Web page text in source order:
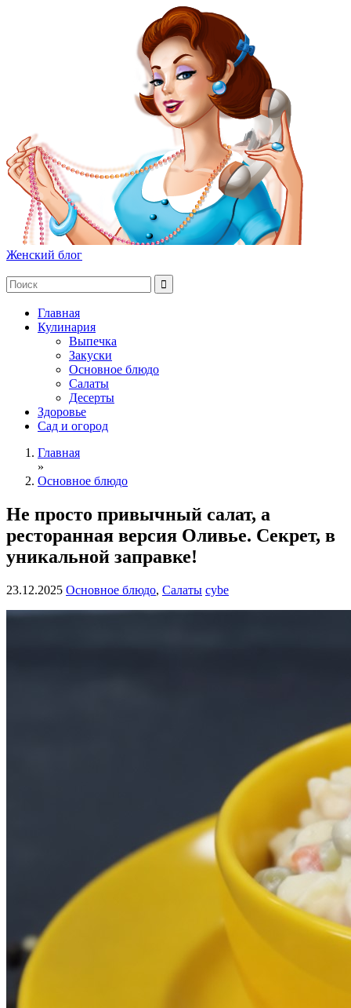
Женский блог
Главная
Кулинария
Выпечка
Закуски
Основное блюдо
Салаты
Десерты
Здоровье
Сад и огород
Главная
»
Основное блюдо
Не просто привычный салат, а
ресторанная версия Оливье. Секрет, в
уникальной заправке!
23.12.2025 Основное блюдо, Салаты cybe